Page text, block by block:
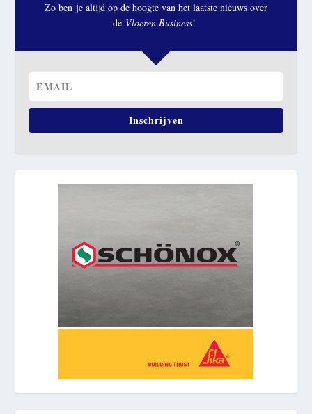
Zo ben je altijd op de hoogte van het laatste nieuws over
de Vloeren Business!
Inschrijven